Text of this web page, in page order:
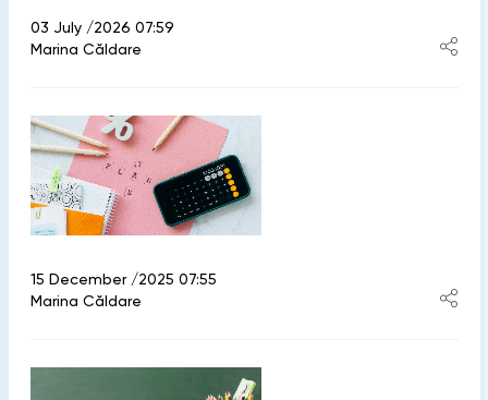
03 July /2026 07:59
Marina Căldare
15 December /2025 07:55
Marina Căldare